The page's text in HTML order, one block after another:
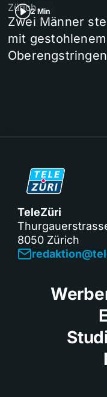
2 Min
Zürich
Zwei Männer
mit
Oberengstringen
TeleZüri
8050 Zürich